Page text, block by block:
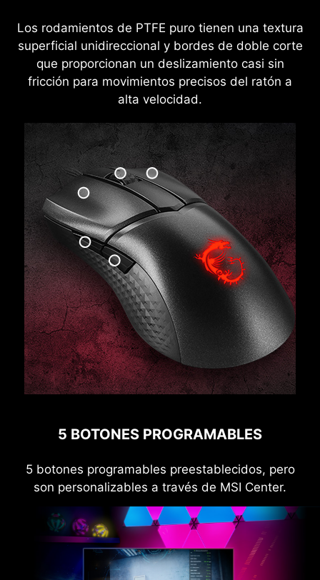
Los rodamientos de PTFE puro tienen una textura
superficial unidireccional y bordes de doble corte
que proporcionan un deslizamiento casi sin
fricción para movimientos precisos del ratón a
alta velocidad.
5 BOTONES PROGRAMABLES
5 botones programables preestablecidos, pero
son personalizables a través de MSI Center.